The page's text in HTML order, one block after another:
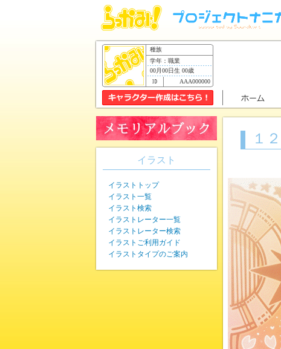
種族
学年：職業
00月00日生 00歳
AAA000000
１
イラスト
イラストトップ
イラスト一覧
イラスト検索
イラストレーター一覧
イラストレーター検索
イラストご利用ガイド
イラストタイプのご案内